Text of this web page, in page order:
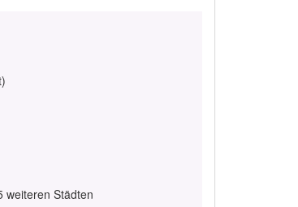
weiteren Städten